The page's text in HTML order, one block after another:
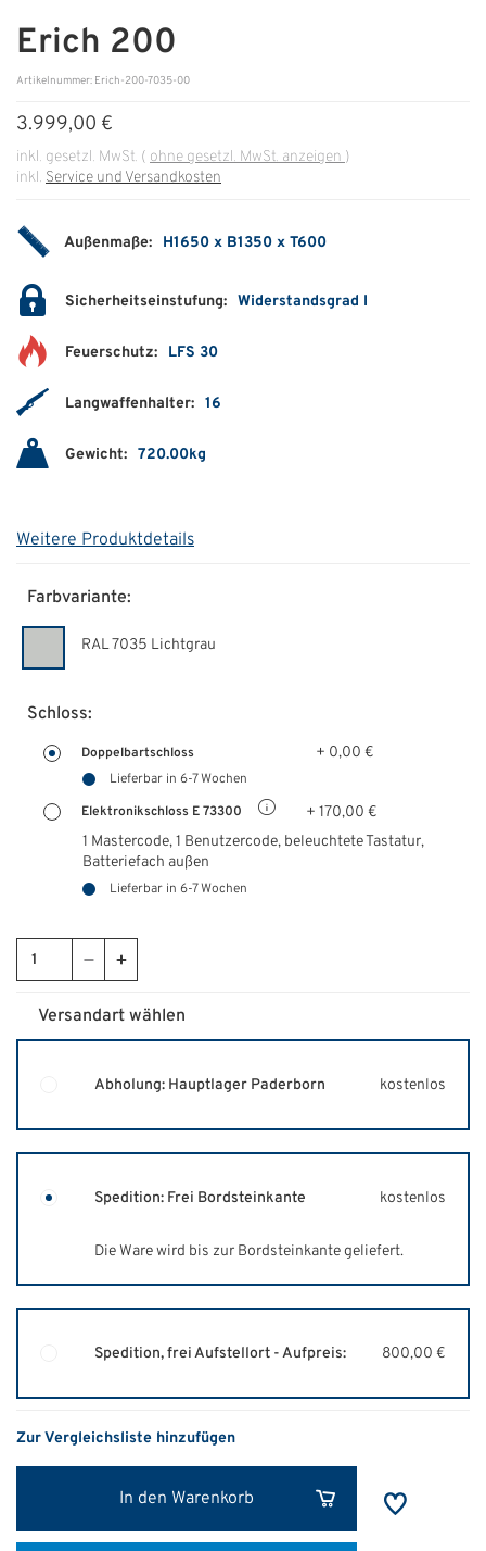
ÜBER UNS
Über uns
Messen & Events
Presse
Karriere
Unternehmen
Partner
Geschichte
Erich 200
Artikelnummer: Erich-200-7035-00
3.999,00 €
inkl. gesetzl. MwSt. ( ohne gesetzl. MwSt. anzeigen )
inkl. Service und Versandkosten
Außenmaße: H1650 x B1350 x T600
Sicherheitseinstufung: Widerstandsgrad I
Feuerschutz: LFS 30
Langwaffenhalter: 16
Gewicht: 720.00kg
Weitere Produktdetails
Farbvariante:
RAL 7035 Lichtgrau
Schloss:
Doppelbartschloss + 0,00 €
Lieferbar in 6-7 Wochen
Elektronikschloss E 73300
+ 170,00 €
1 Mastercode, 1 Benutzercode, beleuchtete Tastatur,
Batteriefach außen
Lieferbar in 6-7 Wochen
Versandart wählen
Abholung: Hauptlager Paderborn kostenlos
Spedition: Frei Bordsteinkante kostenlos
Die Ware wird bis zur Bordsteinkante geliefert.
Spedition, frei Aufstellort - Aufpreis: 800,00 €
Zur Vergleichsliste hinzufügen
In den Warenkorb